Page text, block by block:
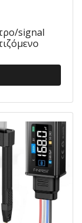
signal